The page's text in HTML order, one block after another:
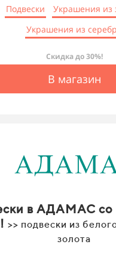
Подвески
Украшения из
Украшения из
Скидка до 30%!
В магазин
в АДАМАС со
>> подвески из
золота